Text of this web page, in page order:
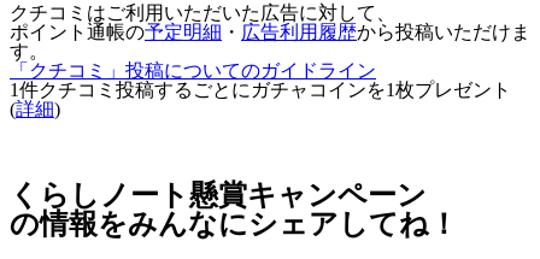
クチコミはご利用いただいた広告に対して、
ポイント通帳の予定明細 ・ 広告利用履歴から投稿いただけま
す。
「クチコミ」投稿についてのガイドライン
1件クチコミ投稿するごとに ガチャコインを1枚プレゼント
(詳細)
くらしノート懸賞キャンペーン
の情報をみんなにシェアしてね！